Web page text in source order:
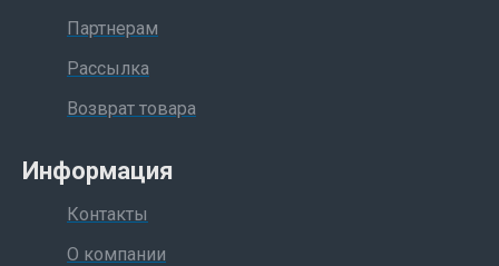
Партнерам
Рассылка
Возврат товара
Информация
Контакты
О компании